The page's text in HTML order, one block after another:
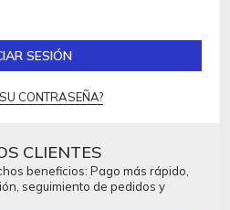
SESIÓN
CONTRASEÑA?
CLIENTES
beneficios: Pago más rápido,
seguimiento de pedidos y